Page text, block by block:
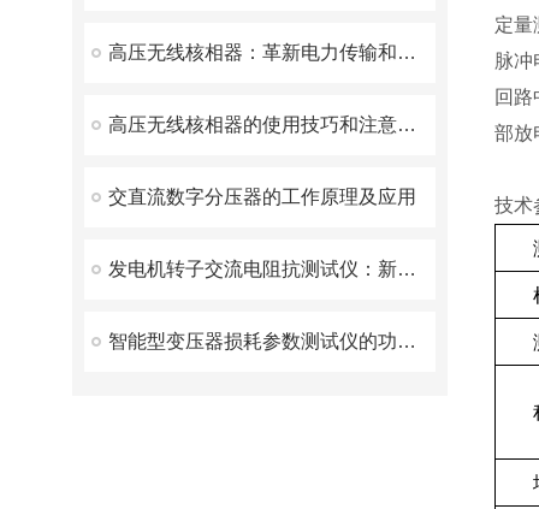
高压无线核相器：革新电力传输和分配的前沿技术
高压无线核相器的使用技巧和注意事项
交直流数字分压器的工作原理及应用
发电机转子交流电阻抗测试仪：新一代智能化测量仪器
智能型变压器损耗参数测试仪的功能特点及其应用
定量
脉
回
部放
技术